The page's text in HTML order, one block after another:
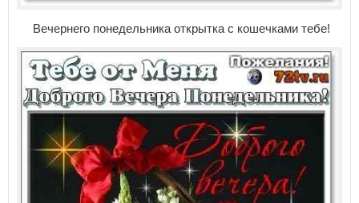
Вечернего понедельника открытка с кошечками тебе!